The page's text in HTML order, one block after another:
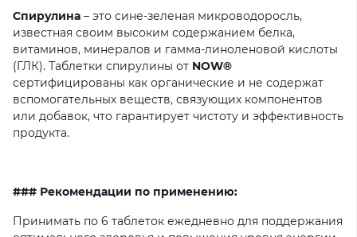
Спирулина – это сине-зеленая микроводоросль,
известная своим высоким содержанием белка,
витаминов, минералов и гамма-линоленовой кислоты
(ГЛК). Таблетки спирулины от NOW®
сертифицированы как органические и не содержат
вспомогательных веществ, связующих компонентов
или добавок, что гарантирует чистоту и эффективность
продукта.
### Рекомендации по применению:
Принимать по 6 таблеток ежедневно для поддержания